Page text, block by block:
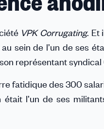
VPK Corrugating. Et
sein de l’un de ses
représentant syndical
fatidique des 300
l’un de ses